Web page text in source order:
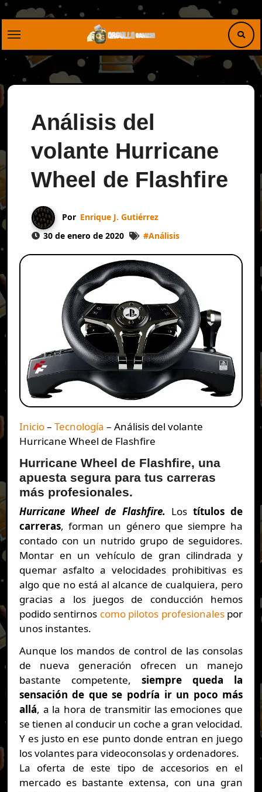
Saltar
Análisis del
volante Hurricane
Wheel de Flashfire
Por Enrique J. Gutiérrez
30 de enero de 2020
#Análisis
Inicio– Tecnología – Análisis del volante
Hurricane Wheel de Flashfire
Hurricane Wheel de Flashfire, una
apuesta segura para tus carreras
más profesionales.
Hurricane Wheel de Flashfire. Los títulos de
carreras, forman un género que siempre ha
contado con un nutrido grupo de seguidores.
Montar en un vehículo de gran cilindrada y
quemar asfalto a velocidades prohibitivas es
algo que no está al alcance de cualquiera, pero
gracias a los juegos de conducción hemos
podido sentirnos como pilotos profesionalespor
unos instantes.
Aunque los mandos de control de las consolas
de nueva generación ofrecen un manejo
bastante competente, siempre queda la
sensación de que se podría ir un poco más
allá, a la hora de transmitir las emociones que
se tienen al conducir un coche a gran velocidad.
Y es justo en ese punto donde entran en juego
los volantes para videoconsolas y ordenadores.
La oferta de este tipo de accesorios en el
mercado es bastante extensa, con una gran